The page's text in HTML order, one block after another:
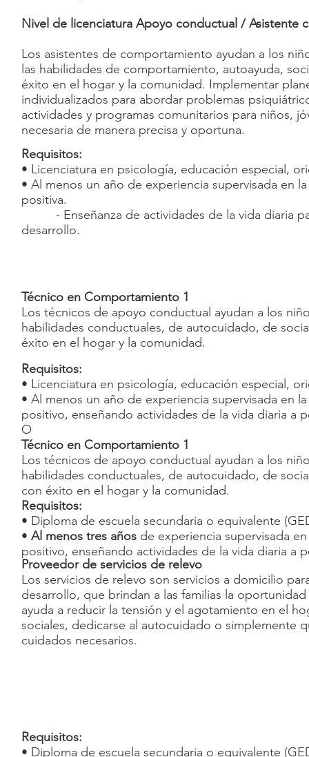
Nivel de licenciatura Apoyo conductual / Asistente
Los asistentes de comportamiento ayudan a los
las habilidades de comportamiento, autoayuda,
éxito en el hogar y la comunidad. Implementar
individualizados para abordar problemas
actividades y programas comunitarios para niños,
necesaria de manera precisa y oportuna.
Requisitos:
• Licenciatura en psicología, educación especial,
• Al menos un año de experiencia supervisada en
positiva.
- Enseñanza de actividades de la vida diaria
desarrollo.
Técnico en Comportamiento 1
Los técnicos de apoyo conductual ayudan a los
habilidades conductuales, de autocuidado, de
éxito en el hogar y la comunidad.
Requisitos:
• Licenciatura en psicología, educación especial,
• Al menos un año de experiencia supervisada en
positivo, enseñando actividades de la vida diaria a
O
Técnico en Comportamiento 1
Los técnicos de apoyo conductual ayudan a los
habilidades conductuales, de autocuidado, de
con éxito en el hogar y la comunidad.
Requisitos:
• Diploma de escuela secundaria o equivalente
• Al menos tres años de experiencia supervisada
positivo, enseñando actividades de la vida diaria a
Proveedor de servicios de relevo
Los servicios de relevo son servicios a domicilio
desarrollo, que brindan a las familias la
ayuda a reducir la tensión y el agotamiento en el
sociales, dedicarse al autocuidado o simplemente
cuidados necesarios.
Requisitos:
• Diploma de escuela secundaria o equivalente